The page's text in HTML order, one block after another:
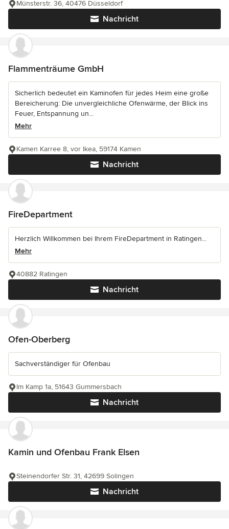
Nachricht
Münsterstr. 36, 40476 Düsseldorf
Flammenträume GmbH
Sicherlich bedeutet ein Kaminofen für jedes Heim eine große
Bereicherung: Die unvergleichliche Ofenwärme, der Blick ins
Feuer, Entspannung un...
Mehr
Nachricht
Kamen Karree 8, vor Ikea, 59174 Kamen
FireDepartment
Herzlich Willkommen bei Ihrem FireDepartment in Ratingen...
Mehr
Nachricht
40882 Ratingen
Ofen-Oberberg
Sachverständiger für Ofenbau
Nachricht
Im Kamp 1a, 51643 Gummersbach
Kamin und Ofenbau Frank Elsen
Nachricht
Steinendorfer Str. 31, 42699 Solingen